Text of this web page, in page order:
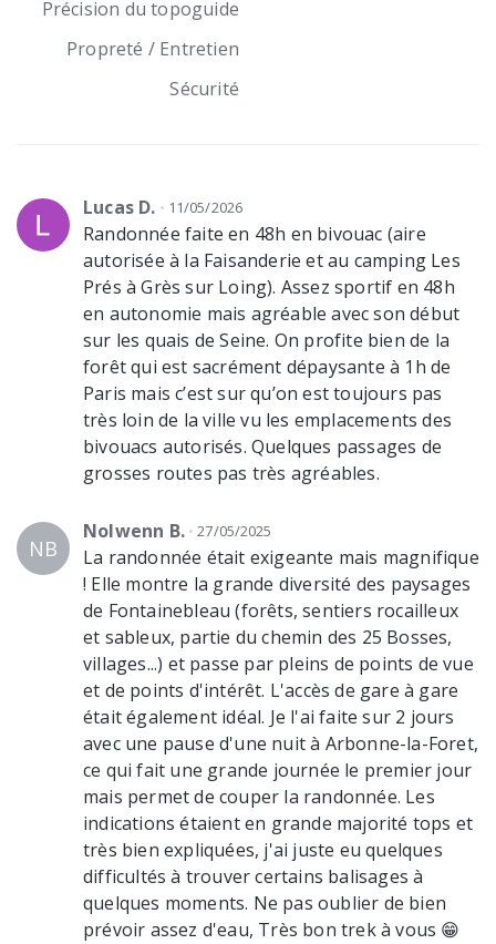
vous l’aviez laissé mais sans revenir sur
vos pas : prenez donc le sentier qui part
directions). Continuez tout droit pendant
qui part à droite et descend. Après 150 m
de légère descente, vous devez arriver
sur un grand chemin (la route Jean Bart)
que vous traversez pour continuer sur le
sentier en face. Idem au carrefour
suivant, 150 m plus loin. Continuez à
nouveau tout droit. Au niveau de la patte
d'oie, prenez à gauche jusqu’à arriver
sur la route de la vallée de la Solle que
vous prenez à droite. Traversez la D116
pour continuer sur le chemin en face.
250 m après avoir traversé, au niveau du
le sentier balisé bleu qui finit par monter
légèrement. Allez tout droit en étant
attentif au balisage car le chemin Zig Zag
entre les rochers jusqu’à arriver au
magnifique point de vue du Rocher
Cassepot, un promontoire unique où il
est clairement temps de se poser pour
un pique-nique un petit goûter.
Précision du topoguide
Propreté / Entretien
Sécurité
Lucas D. 11/05/2026
Randonnée faite en 48h en bivouac (aire
autorisée à la Faisanderie et au camping Les
Prés à Grès sur Loing). Assez sportif en 48h
en autonomie mais agréable avec son début
sur les quais de Seine. On profite bien de la
forêt qui est sacrément dépaysante à 1h de
Paris mais c’est sur qu’on est toujours pas
très loin de la ville vu les emplacements des
bivouacs autorisés. Quelques passages de
grosses routes pas très agréables.
NB
Nolwenn B. 27/05/2025
La randonnée était exigeante mais magnifique
! Elle montre la grande diversité des paysages
de Fontainebleau (forêts, sentiers rocailleux
et sableux, partie du chemin des 25 Bosses,
villages...) et passe par pleins de points de vue
et de points d'intérêt. L'accès de gare à gare
était également idéal. Je l'ai faite sur 2 jours
avec une pause d'une nuit à Arbonne-la-Foret,
ce qui fait une grande journée le premier jour
mais permet de couper la randonnée. Les
indications étaient en grande majorité tops et
très bien expliquées, j'ai juste eu quelques
difficultés à trouver certains balisages à
quelques moments. Ne pas oublier de bien
prévoir assez d'eau, Très bon trek à vous 😁